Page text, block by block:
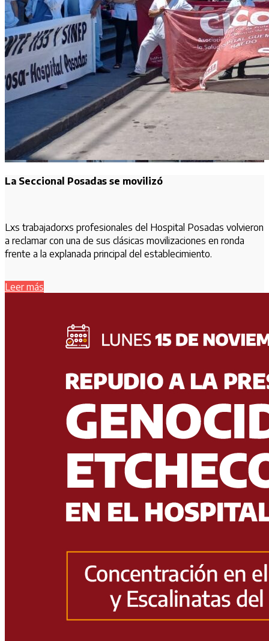
La Seccional Posadas se movilizó
Lxs trabajadorxs profesionales del Hospital Posadas volvieron
a reclamar con una de sus clásicas movilizaciones en ronda
frente a la explanada principal del establecimiento.
Leer más